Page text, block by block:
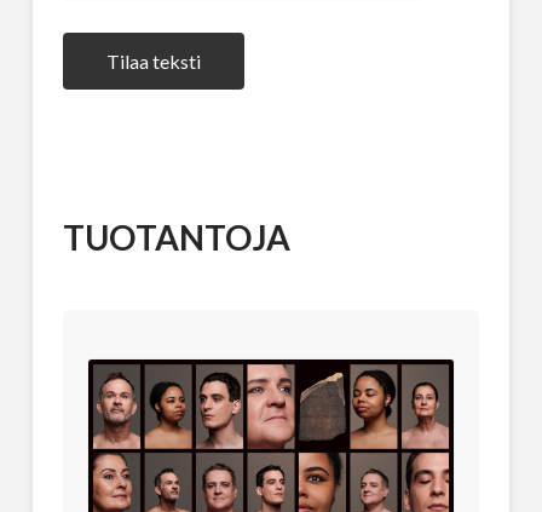
Tilaa teksti
TUOTANTOJA